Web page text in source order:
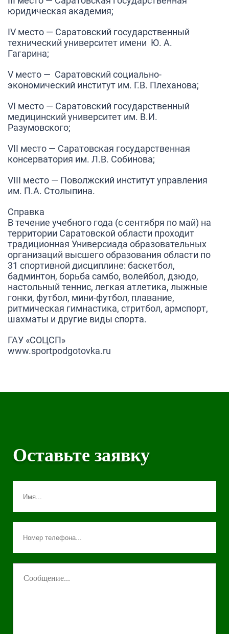
юридическая академия;
IV место — Саратовский государственный
технический университет имени Ю. А.
Гагарина;
V место — Саратовский социально-
экономический институт им. Г.В. Плеханова;
VI место — Саратовский государственный
медицинский университет им. В.И.
Разумовского;
VII место — Саратовская государственная
консерватория им. Л.В. Собинова;
VIII место — Поволжский институт управления
им. П.А. Столыпина.
Справка
В течение учебного года (с сентября по май) на
территории Саратовской области проходит
традиционная Универсиада образовательных
организаций высшего образования области по
31 спортивной дисциплине: баскетбол,
бадминтон, борьба самбо, волейбол, дзюдо,
настольный теннис, легкая атлетика, лыжные
гонки, футбол, мини-футбол, плавание,
ритмическая гимнастика, стритбол, армспорт,
шахматы и другие виды спорта.
ГАУ «СОЦСП»
www.sportpodgotovka.ru
Оставьте заявку